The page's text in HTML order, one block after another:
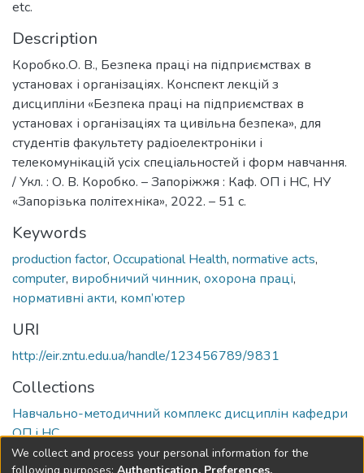
etc.
Description
Коробко.О. В., Безпека праці на підприємствах в
установах і організаціях. Конспект лекцій з
дисципліни «Безпека праці на підприємствах в
установах і організаціях та цивільна безпека», для
студентів факультету радіоелектроніки і
телекомунікацій усіх спеціальностей і форм навчання.
/ Укл. : О. В. Коробко. – Запоріжжя : Каф. ОП і НС, НУ
«Запорізька політехніка», 2022. – 51 с.
Keywords
production factor, Occupational Health, normative acts,
computer, виробничий чинник, охорона праці,
нормативні акти, комп’ютер
URI
http://eir.zntu.edu.ua/handle/123456789/9831
Collections
Навчально-методичний комплекс дисциплін кафедри
ОП і НС
We collect and process your personal information for the